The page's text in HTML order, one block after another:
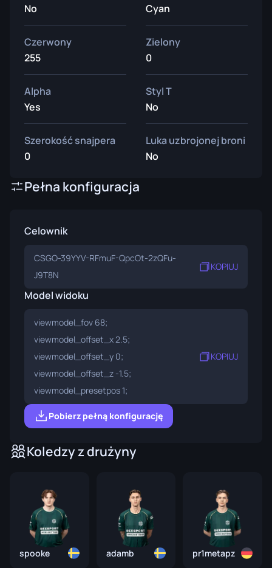
No
Cyan
Czerwony
255
Zielony
0
Alpha
Yes
Styl T
No
Szerokość snajpera
0
Luka uzbrojonej broni
No
Pełna konfiguracja
Celownik
CSGO-39YYV-RFmuF-QpcOt-2zQFu-
J9T8N
KOPIUJ
Model widoku
viewmodel_fov 68;
viewmodel_offset_x 2.5;
viewmodel_offset_y 0;
viewmodel_offset_z -1.5;
viewmodel_presetpos 1;
KOPIUJ
Pobierz pełną konfigurację
Koledzy z drużyny
spooke adamb pr1metapz